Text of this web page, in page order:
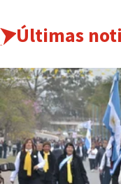
Últimas